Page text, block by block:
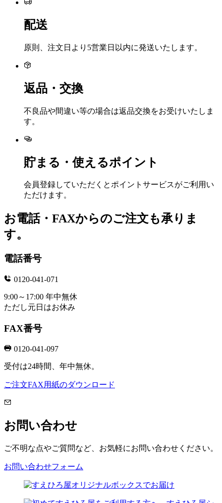
配送
原則、注文日より5営業日以内に発送いたします。
返品・交換
不良品や間違い等の場合は返品交換をお受けいたしま
す。
貯まる・使えるポイント
会員登録していただくとポイントサービスがご利用い
ただけます。
お電話・FAXからのご注文も承りま
す。
電話番号
0120-041-071
9:00～17:00 年中無休
ただし元日はお休み
FAX番号
0120-041-097
受付は24時間、年中無休。
ご注文FAX用紙のダウンロード
お問い合わせ
ご不明な点やご質問など、お気軽にお問い合わせください。
お問い合わせフォーム